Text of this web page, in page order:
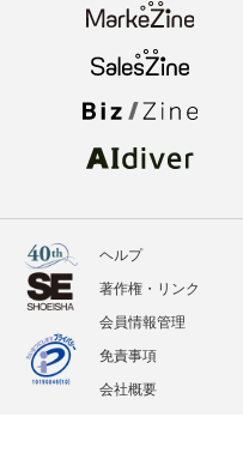
ヘルプ
著作権・リンク
会員情報管理
免責事項
会社概要